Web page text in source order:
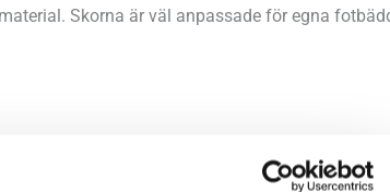
Skorna är väl anpassade för egna